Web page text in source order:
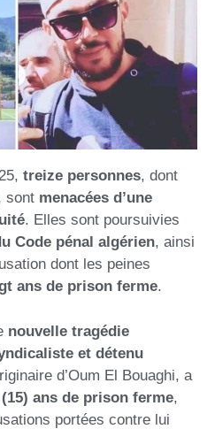
treize personnes, dont
sont menacées d’une
. Elles sont poursuivies
Code pénal algérien, ainsi
dont les peines
ans de prison ferme.
nouvelle tragédie
et détenu
d’Oum El Bouaghi, a
ans de prison ferme,
portées contre lui